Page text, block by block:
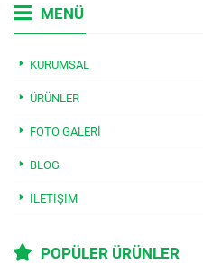
MENÜ
KURUMSAL
ÜRÜNLER
FOTO GALERI
BLOG
İLETIŞIM
POPÜLER ÜRÜNLER